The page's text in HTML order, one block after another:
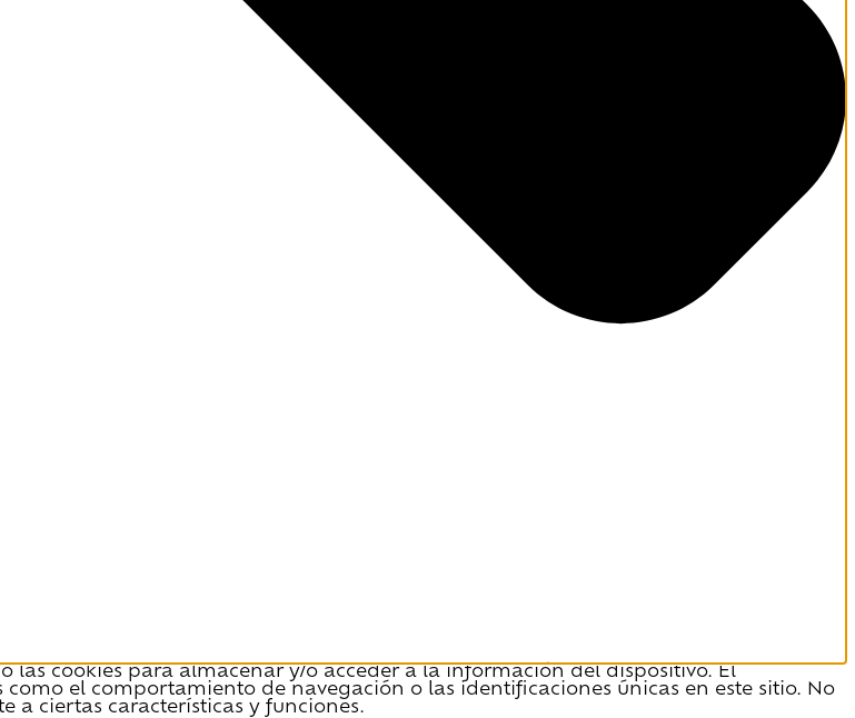
las cookies para almacenar y/o acceder a la información del dispositivo. El
el comportamiento de navegación o las identificaciones únicas en este sitio. No
a ciertas características y funciones.